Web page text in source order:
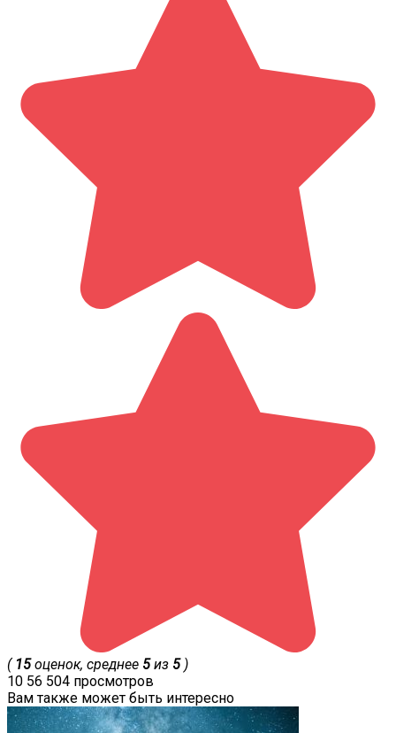
( 15оценок, среднее 5из 5)
10 56 504 просмотров
Вам также может быть интересно